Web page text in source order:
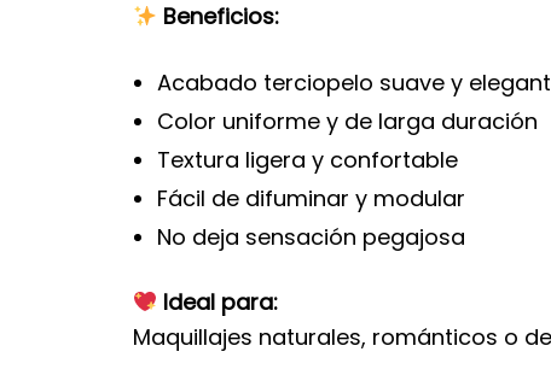
Beneficios:
Acabado terciopelo suave y
Color uniforme y de larga duración
Textura ligera y confortable
Fácil de difuminar y modular
No deja sensación pegajosa
Ideal para:
Maquillajes naturales, románticos o